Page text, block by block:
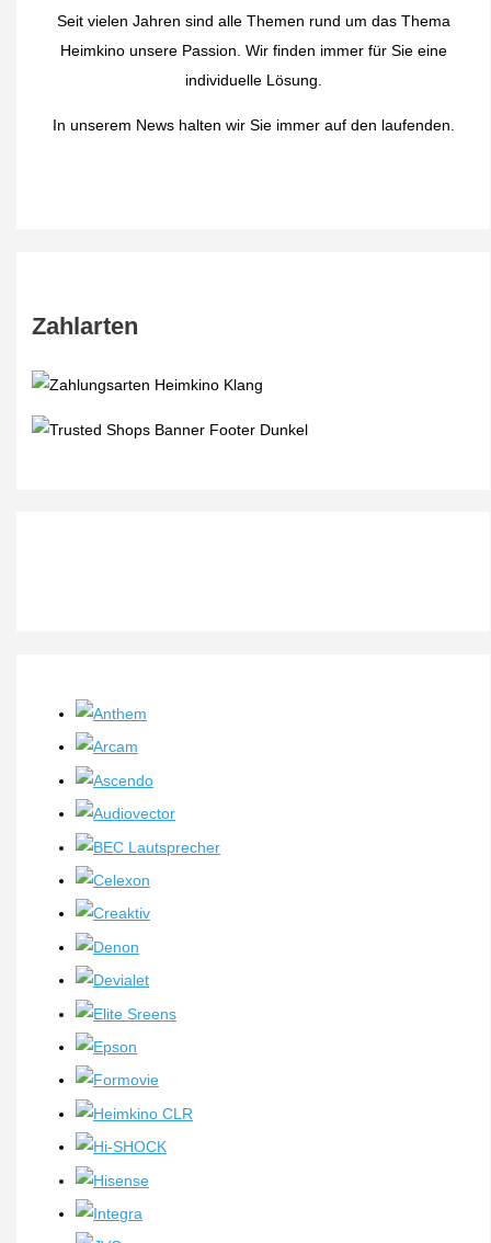
Seit vielen Jahren sind alle Themen rund um das Thema
Heimkino unsere Passion. Wir finden immer für Sie eine
individuelle Lösung.
In unserem News halten wir Sie immer auf den laufenden.
Zahlarten